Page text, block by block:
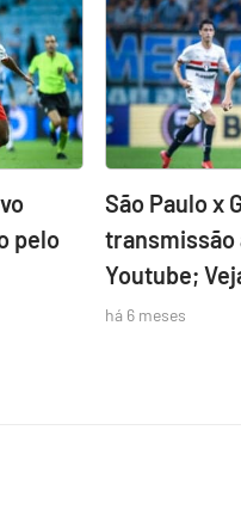
pelo
São Paulo x
transmissão
Youtube;
há 6 meses